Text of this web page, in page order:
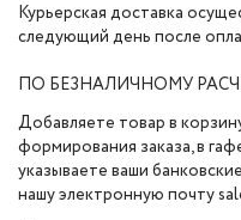
Курьерская доставка
следующий день после
ПО БЕЗНАЛИЧНОМУ
Добавляете товар в
формирования заказа, в
указываете ваши
нашу электронную почту